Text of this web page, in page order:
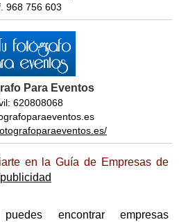
968 756 603
Para Eventos
620808068
en la Guía de Empresas de
encontrar empresas